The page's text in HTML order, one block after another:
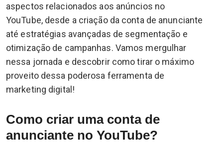
aspectos relacionados aos anúncios no
YouTube, desde a criação da conta de anunciante
até estratégias avançadas de segmentação e
otimização de campanhas. Vamos mergulhar
nessa jornada e descobrir como tirar o máximo
proveito dessa poderosa ferramenta de
marketing digital!
Como criar uma conta de
anunciante no YouTube?